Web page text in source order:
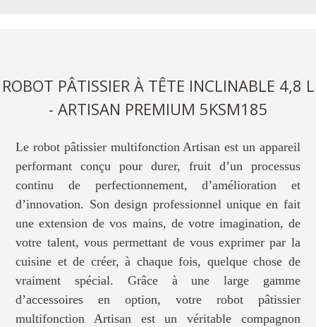
ROBOT PÂTISSIER À TÊTE INCLINABLE 4,8 L
- ARTISAN PREMIUM 5KSM185
Le robot pâtissier multifonction Artisan est un appareil
performant conçu pour durer, fruit d’un processus
continu de perfectionnement, d’amélioration et
d’innovation. Son design professionnel unique en fait
une extension de vos mains, de votre imagination, de
votre talent, vous permettant de vous exprimer par la
cuisine et de créer, à chaque fois, quelque chose de
vraiment spécial. Grâce à une large gamme
d’accessoires en option, votre robot pâtissier
multifonction Artisan est un véritable compagnon